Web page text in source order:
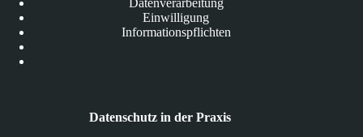
Einwilligung
Informationspflichten
Datenschutz in der Praxis